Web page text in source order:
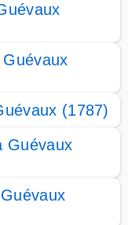
(1787)
Guévaux